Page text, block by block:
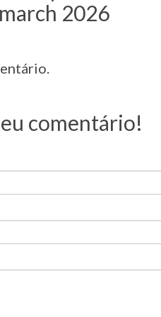
2026
comentário!